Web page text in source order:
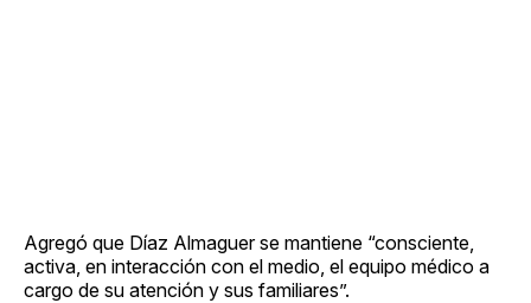
Agregó que Díaz Almaguer se mantiene “consciente,
activa, en interacción con el medio, el equipo médico a
cargo de su atención y sus familiares”.